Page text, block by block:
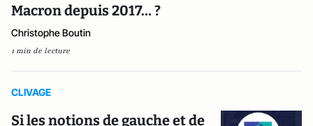
Macron depuis 2017… ?
Christophe Boutin
1 min de lecture
CLIVAGE
Si les notions de gauche et de